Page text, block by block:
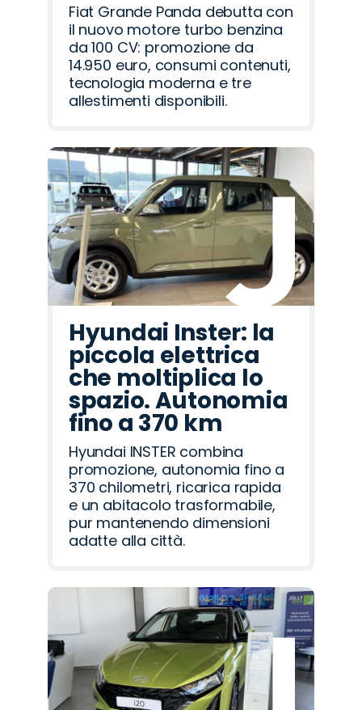
Fiat Grande Panda debutta con
il nuovo motore turbo benzina
da 100 CV: promozione da
14.950 euro, consumi contenuti,
tecnologia moderna e tre
allestimenti disponibili.
Hyundai Inster: la
piccola elettrica
che moltiplica lo
spazio. Autonomia
fino a 370 km
Hyundai INSTER combina
promozione, autonomia fino a
370 chilometri, ricarica rapida
e un abitacolo trasformabile,
pur mantenendo dimensioni
adatte alla città.